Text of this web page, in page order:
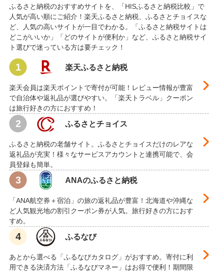
ふるさと納税のおすすめサイトを、「HISふるさと納税比較」で
人気が高い順にご紹介！楽天ふるさと納税、ふるさとチョイスな
ど、人気の高いサイトが一目でわかる。「ふるさと納税サイトは
どこがいいか」「どのサイトが便利か」など、ふるさと納税サイ
ト選びで迷っている方は要チェック！
楽天ふるさと納税
楽天会員は楽天ポイントで寄付が可能！レビュー情報が豊富
で自治体や返礼品が選びやすい。「楽天トラベル」クーポン
は旅行好きの方におすすめ！
ふるさとチョイス
ふるさと納税の老舗サイト。ふるさとチョイスだけのレアな
返礼品が充実！様々なサービスアカウントと連携可能で、会
員登録も簡単。
ANAのふるさと納税
「ANA航空券＋宿泊」の旅の返礼品が豊富！北海道や沖縄な
ど人気観光地の割引クーポン券が人気。旅行好きの方におす
すめ。
ふるなび
あとから選べる「ふるなびカタログ」がおすすめ。寄付に利
用できる決済方法「ふるなびマネー」はお得で便利！期間限